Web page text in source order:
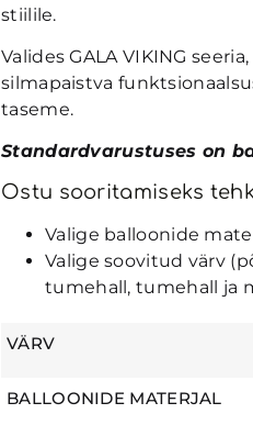
stiilile.
Valides GALA VIKING
silmapaistva
taseme.
Standardvarustuses on
Ostu sooritamiseks
Valige balloonide
Valige soovitud värv
tumehall, tumehall ja
VÄRV
BALLOONIDE MATERJAL